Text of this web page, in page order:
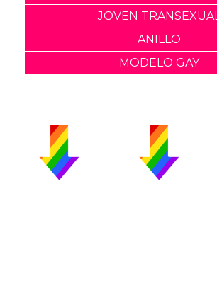
JOVEN TRANSEXUAL
ANILLO
MODELO GAY